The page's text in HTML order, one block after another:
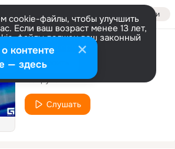
Войти
cookie-файлы, чтобы улучшить
Если ваш возраст менее 13 лет,
файлы должен ваш законный
Больше информации
Настроить
sarpikesem
к.евруков
Слушать
контенте
— здесь